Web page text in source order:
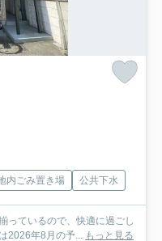
内ごみ置き場 公共下水
っているので、快適に過ごし
2026年8月の予... もっと見る